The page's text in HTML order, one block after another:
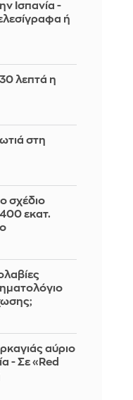
Ισπανία -
ή
λεπτά η
στη
σχέδιο
εκατ.
αύριο
- Σε «Red